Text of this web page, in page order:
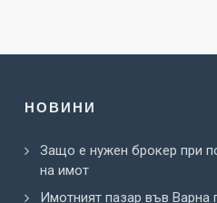
НОВИНИ
Защо е нужен брокер при
на имот
Имотният пазар във Варна